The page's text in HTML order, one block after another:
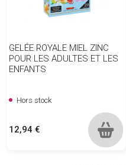
GELÉE ROYALE MIEL ZINC
POUR LES ADULTES ET LES
ENFANTS
Hors stock
Prix
12,94 €